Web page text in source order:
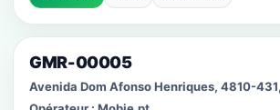
GMR-00005
Avenida Dom Afonso Henriques, 4810-